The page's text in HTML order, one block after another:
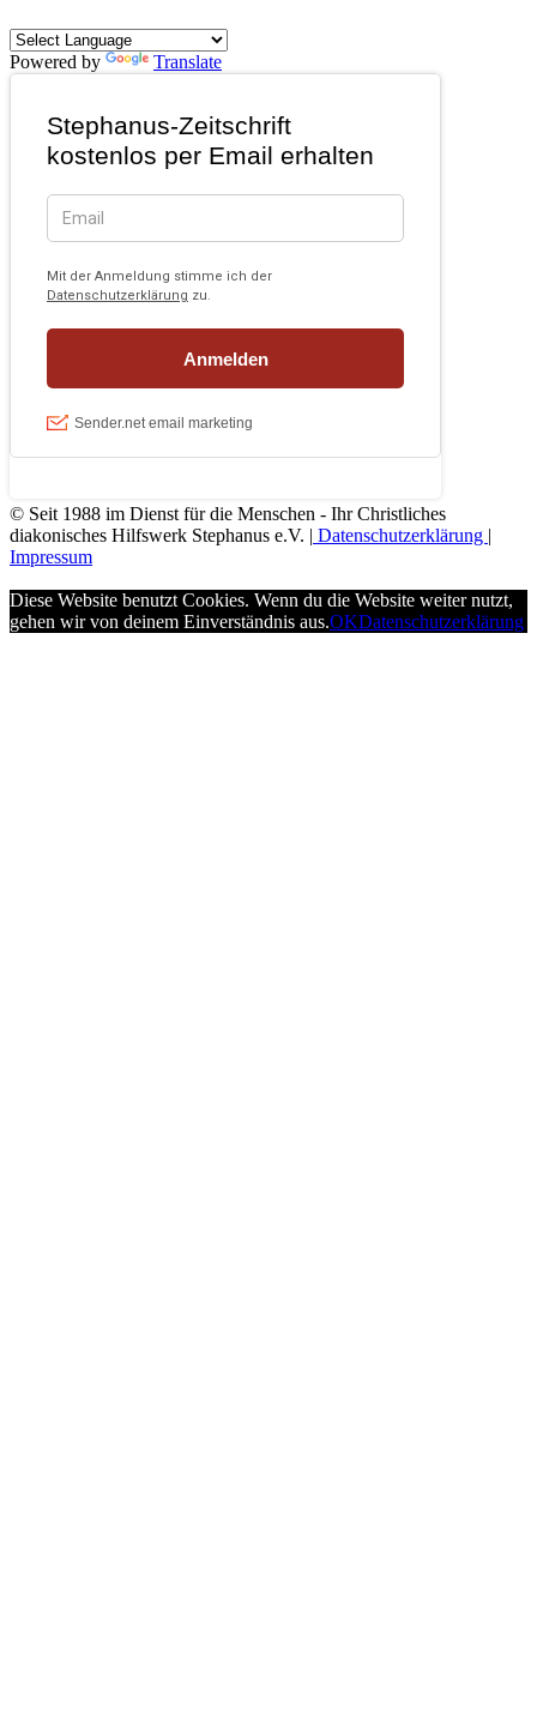
Powered by Translate
© Seit 1988 im Dienst für die Menschen - Ihr Christliches
diakonisches Hilfswerk Stephanus e.V. | Datenschutzerklärung |
Impressum
Diese Website benutzt Cookies. Wenn du die Website weiter nutzt,
gehen wir von deinem Einverständnis aus.OKDatenschutzerklärung